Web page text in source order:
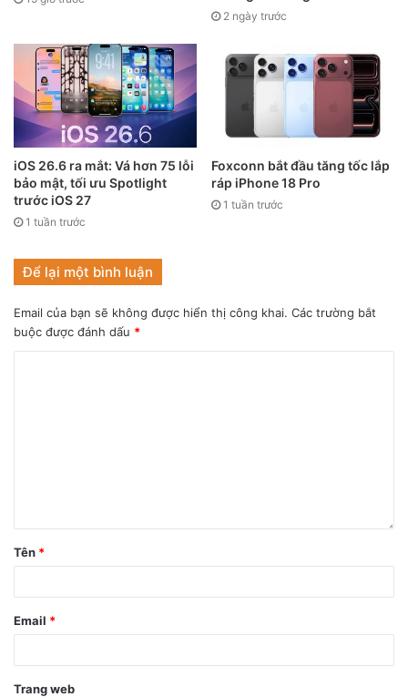
2 ngày trước
iOS 26.6 ra mắt: Vá hơn 75 lỗi
bảo mật, tối ưu Spotlight
trước iOS 27
1 tuần trước
Foxconn bắt đầu tăng tốc lắp
ráp iPhone 18 Pro
1 tuần trước
Để lại một bình luận
Email của bạn sẽ không được hiển thị công khai. Các trường bắt
buộc được đánh dấu *
Tên *
Email *
Trang web